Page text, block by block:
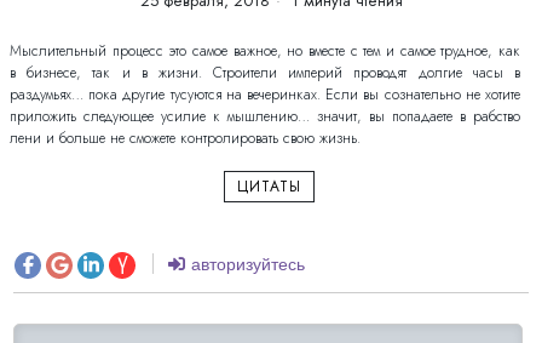
Мыслительный процесс это самое важное, но вместе с тем и самое трудное, как
в бизнесе, так и в жизни. Строители империй проводят долгие часы в
раздумьях… пока другие тусуются на вечеринках. Если вы сознательно не хотите
приложить следующее усилие к мышлению… значит, вы попадаете в рабство
лени и больше не сможете контролировать свою жизнь.
ЦИТАТЫ
авторизуйтесь